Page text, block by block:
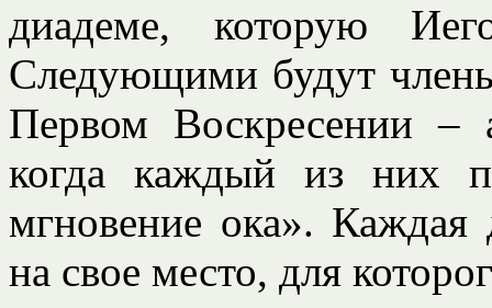
диадеме, которую
Следующими будут
Первом Воскресении –
когда каждый из них
мгновение ока». Каждая
на свое место, для